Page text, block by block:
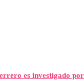
es investigado